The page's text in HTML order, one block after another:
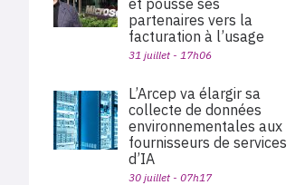
et pousse ses
partenaires vers la
facturation à l’usage
31 juillet - 17h06
L’Arcep va élargir sa
collecte de données
environnementales aux
fournisseurs de services
d’IA
30 juillet - 07h17